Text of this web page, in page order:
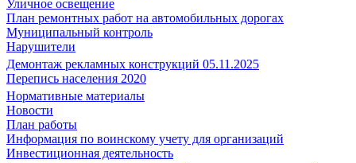
Уличное освещение
План ремонтных работ на автомобильных дорогах
Муниципальный контроль
Нарушители
Демонтаж рекламных конструкций 05.11.2025
Перепись населения 2020
Нормативные материалы
Новости
План работы
Информация по воинскому учету для организаций
Инвестиционная деятельность